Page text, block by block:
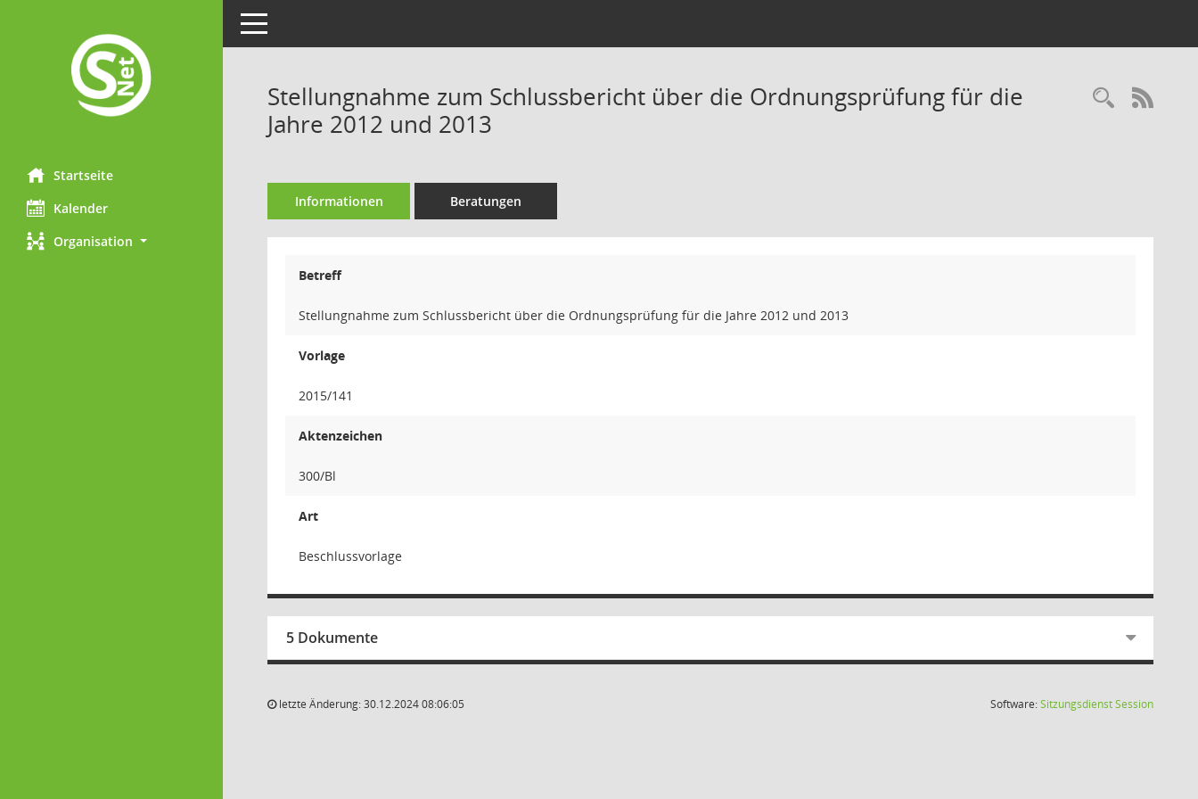
Startseite
Kalender
Organisation
Toggle navigation
Stellungnahme zum Schlussbericht über die Ordnungsprüfung für die
Jahre 2012 und 2013
Informationen Beratungen
Betreff
Stellungnahme zum Schlussbericht über die Ordnungsprüfung für die Jahre 2012 und 2013
Vorlage
2015/141
Aktenzeichen
300/Bl
Art
Beschlussvorlage
5 Dokumente
letzte Änderung: 30.12.2024 08:06:05 Software:SitzungsdienstSession(Wird in